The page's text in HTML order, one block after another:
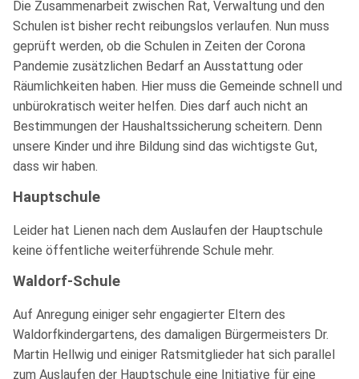
Die Zusammenarbeit zwischen Rat, Verwaltung und den
Schulen ist bisher recht reibungslos verlaufen. Nun muss
geprüft werden, ob die Schulen in Zeiten der Corona
Pandemie zusätzlichen Bedarf an Ausstattung oder
Räumlichkeiten haben. Hier muss die Gemeinde schnell und
unbürokratisch weiter helfen. Dies darf auch nicht an
Bestimmungen der Haushaltssicherung scheitern. Denn
unsere Kinder und ihre Bildung sind das wichtigste Gut,
dass wir haben.
Hauptschule
Leider hat Lienen nach dem Auslaufen der Hauptschule
keine öffentliche weiterführende Schule mehr.
Waldorf-Schule
Auf Anregung einiger sehr engagierter Eltern des
Waldorfkindergartens, des damaligen Bürgermeisters Dr.
Martin Hellwig und einiger Ratsmitglieder hat sich parallel
zum Auslaufen der Hauptschule eine Initiative für eine